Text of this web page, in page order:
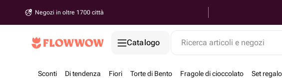
Negozi in oltre 1700 città
Catalogo Ricerca articoli e negozi
Sconti Di tendenza Fiori Torte di Bento Fragole di cioccolato Set regalo